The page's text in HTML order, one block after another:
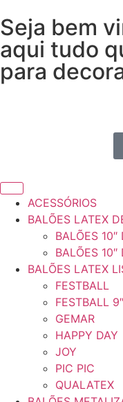
Seja bem
aqui tudo
para
ACESSÓRIOS
BALÕES LATEX
BALÕES
BALÕES
BALÕES LATEX
FESTBALL
FESTBALL
GEMAR
HAPPY DAY
JOY
PIC PIC
QUALATEX